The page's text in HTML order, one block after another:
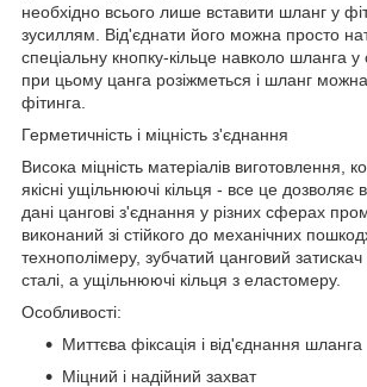
необхідно всього лише вставити шланг у
зусиллям. Від'єднати його можна просто
спеціальну кнопку-кільце навколо шланга у
при цьому цанга розіжметься і шланг
фітинга.
Герметичність і міцність з'єднання
Висока міцність матеріалів виготовлення,
якісні ущільнюючі кільця - все це дозволяє
дані цангові з'єднання у різних сферах
виконаний зі стійкого до механічних
технополімеру, зубчатий цанговий
сталі, а ущільнюючі кільця з еластомеру.
Особливості:
Миттєва фіксація і від'єднання шланга
Міцний і надійний захват